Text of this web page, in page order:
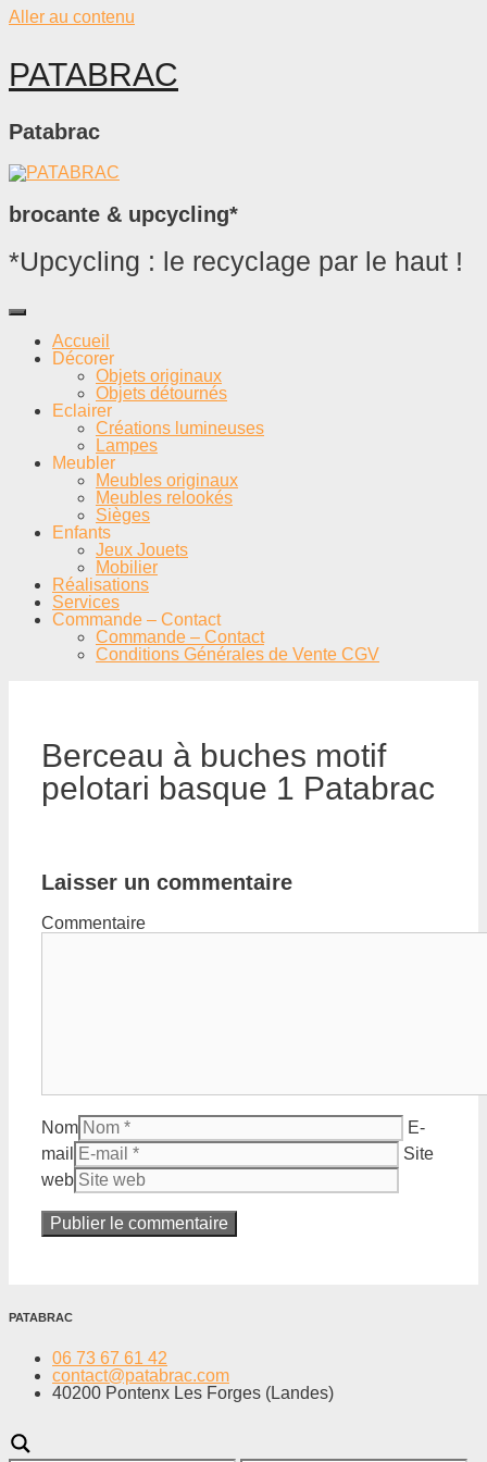
Aller au contenu
PATABRAC
Patabrac
brocante & upcycling*
*Upcycling : le recyclage par le haut !
Accueil
Décorer
Objets originaux
Objets détournés
Eclairer
Créations lumineuses
Lampes
Meubler
Meubles originaux
Meubles relookés
Sièges
Enfants
Jeux Jouets
Mobilier
Réalisations
Services
Commande – Contact
Commande – Contact
Conditions Générales de Vente CGV
Berceau à buches motif
pelotari basque 1 Patabrac
Laisser un commentaire
Commentaire
Nom
E-
mail
Site
web
PATABRAC
06 73 67 61 42
contact@patabrac.com
40200 Pontenx Les Forges (Landes)